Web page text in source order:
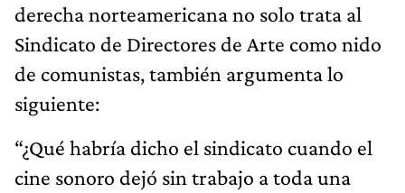
derecha norteamericana no solo trata al
Sindicato de Directores de Arte como nido
de comunistas, también argumenta lo
siguiente:
“¿Qué habría dicho el sindicato cuando el
cine sonoro dejó sin trabajo a toda una